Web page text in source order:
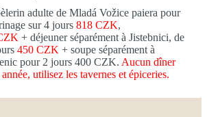
adulte de Mladá Vožice paiera pour
sur 4 jours 818 CZK,
+ déjeuner séparément à Jistebnici, de
450 CZK + soupe séparément à
pour 2 jours 400 CZK. Aucun dîner
utilisez les tavernes et épiceries.